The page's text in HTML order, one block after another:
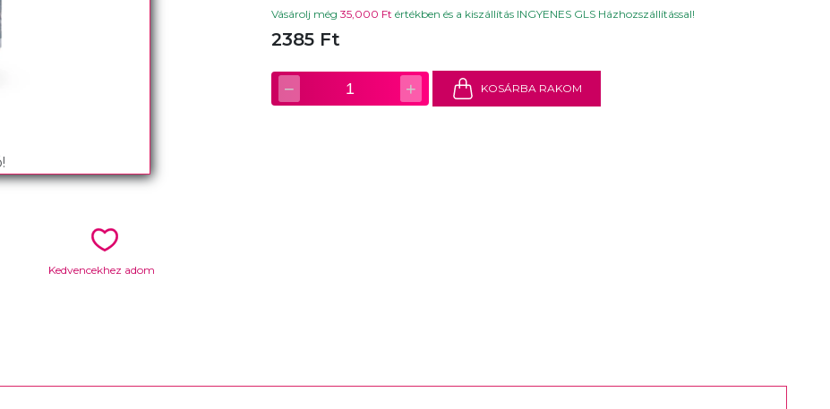
Kedvencekhez adom
Vásárolj még 35,000 Ft értékben és a kiszállítás INGYENES GLS Házhozszállítással!
2385 Ft
− 1 + KOSÁRBA RAKOM